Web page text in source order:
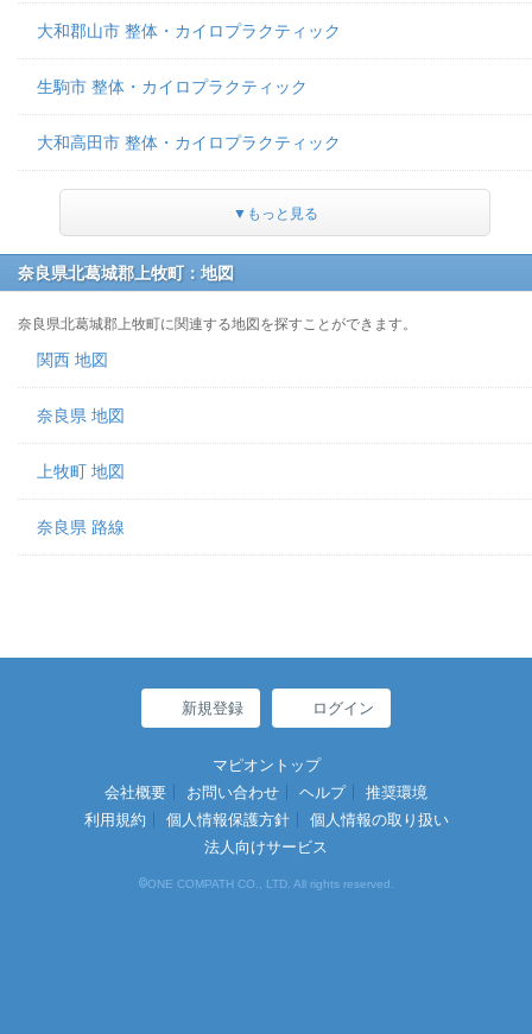
大和郡山市 整体・カイロプラクティック
生駒市 整体・カイロプラクティック
大和高田市 整体・カイロプラクティック
▼もっと見る
奈良県北葛城郡上牧町：地図
奈良県北葛城郡上牧町に関連する地図を探すことができます。
関西 地図
奈良県 地図
上牧町 地図
奈良県 路線
新規登録 ログイン
マピオントップ
会社概要
お問い合わせ ヘルプ
推奨環境
利用規約
個人情報保護方針
個人情報の取り扱い
法人向けサービス
©ONE COMPATH CO., LTD. All rights reserved.